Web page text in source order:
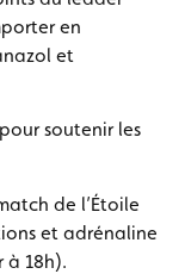
en
et
soutenir les
de l’Étoile
et adrénaline
à 18h).